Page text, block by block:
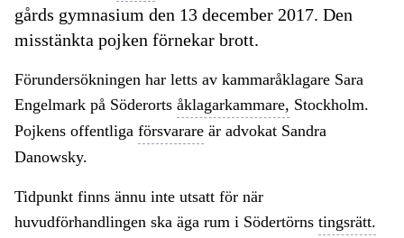
gårds gymnasium den 13 december 2017. Den
misstänkta pojken förnekar brott.
Förundersökningen har letts av kammaråklagare Sara
Engelmark på Söderorts åklagarkammare, Stockholm.
Pojkens offentliga försvarare är advokat Sandra
Danowsky.
Tidpunkt finns ännu inte utsatt för när
huvudförhandlingen ska äga rum i Södertörns tingsrätt.